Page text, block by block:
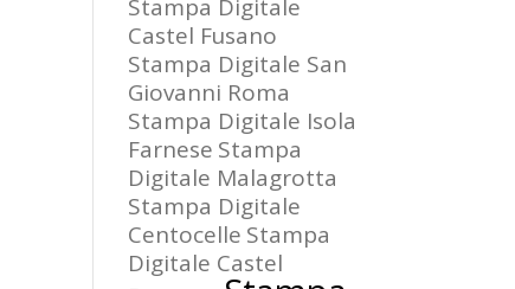
Stampa Digitale
Castel Fusano
Stampa Digitale San
Giovanni Roma
Stampa Digitale Isola
Farnese Stampa
Digitale Malagrotta
Stampa Digitale
Centocelle Stampa
Digitale Castel